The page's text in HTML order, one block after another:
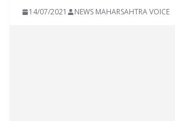
14/07/2021 NEWS MAHARSAHTRA VOICE